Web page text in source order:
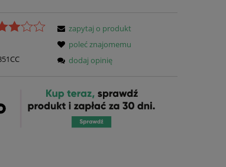
zapytaj o produkt
poleć znajomemu
dodaj opinię